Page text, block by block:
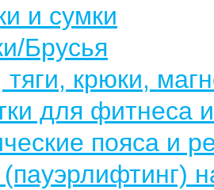
и сумки
Брусья
крюки,
для фитнеса
пояса и